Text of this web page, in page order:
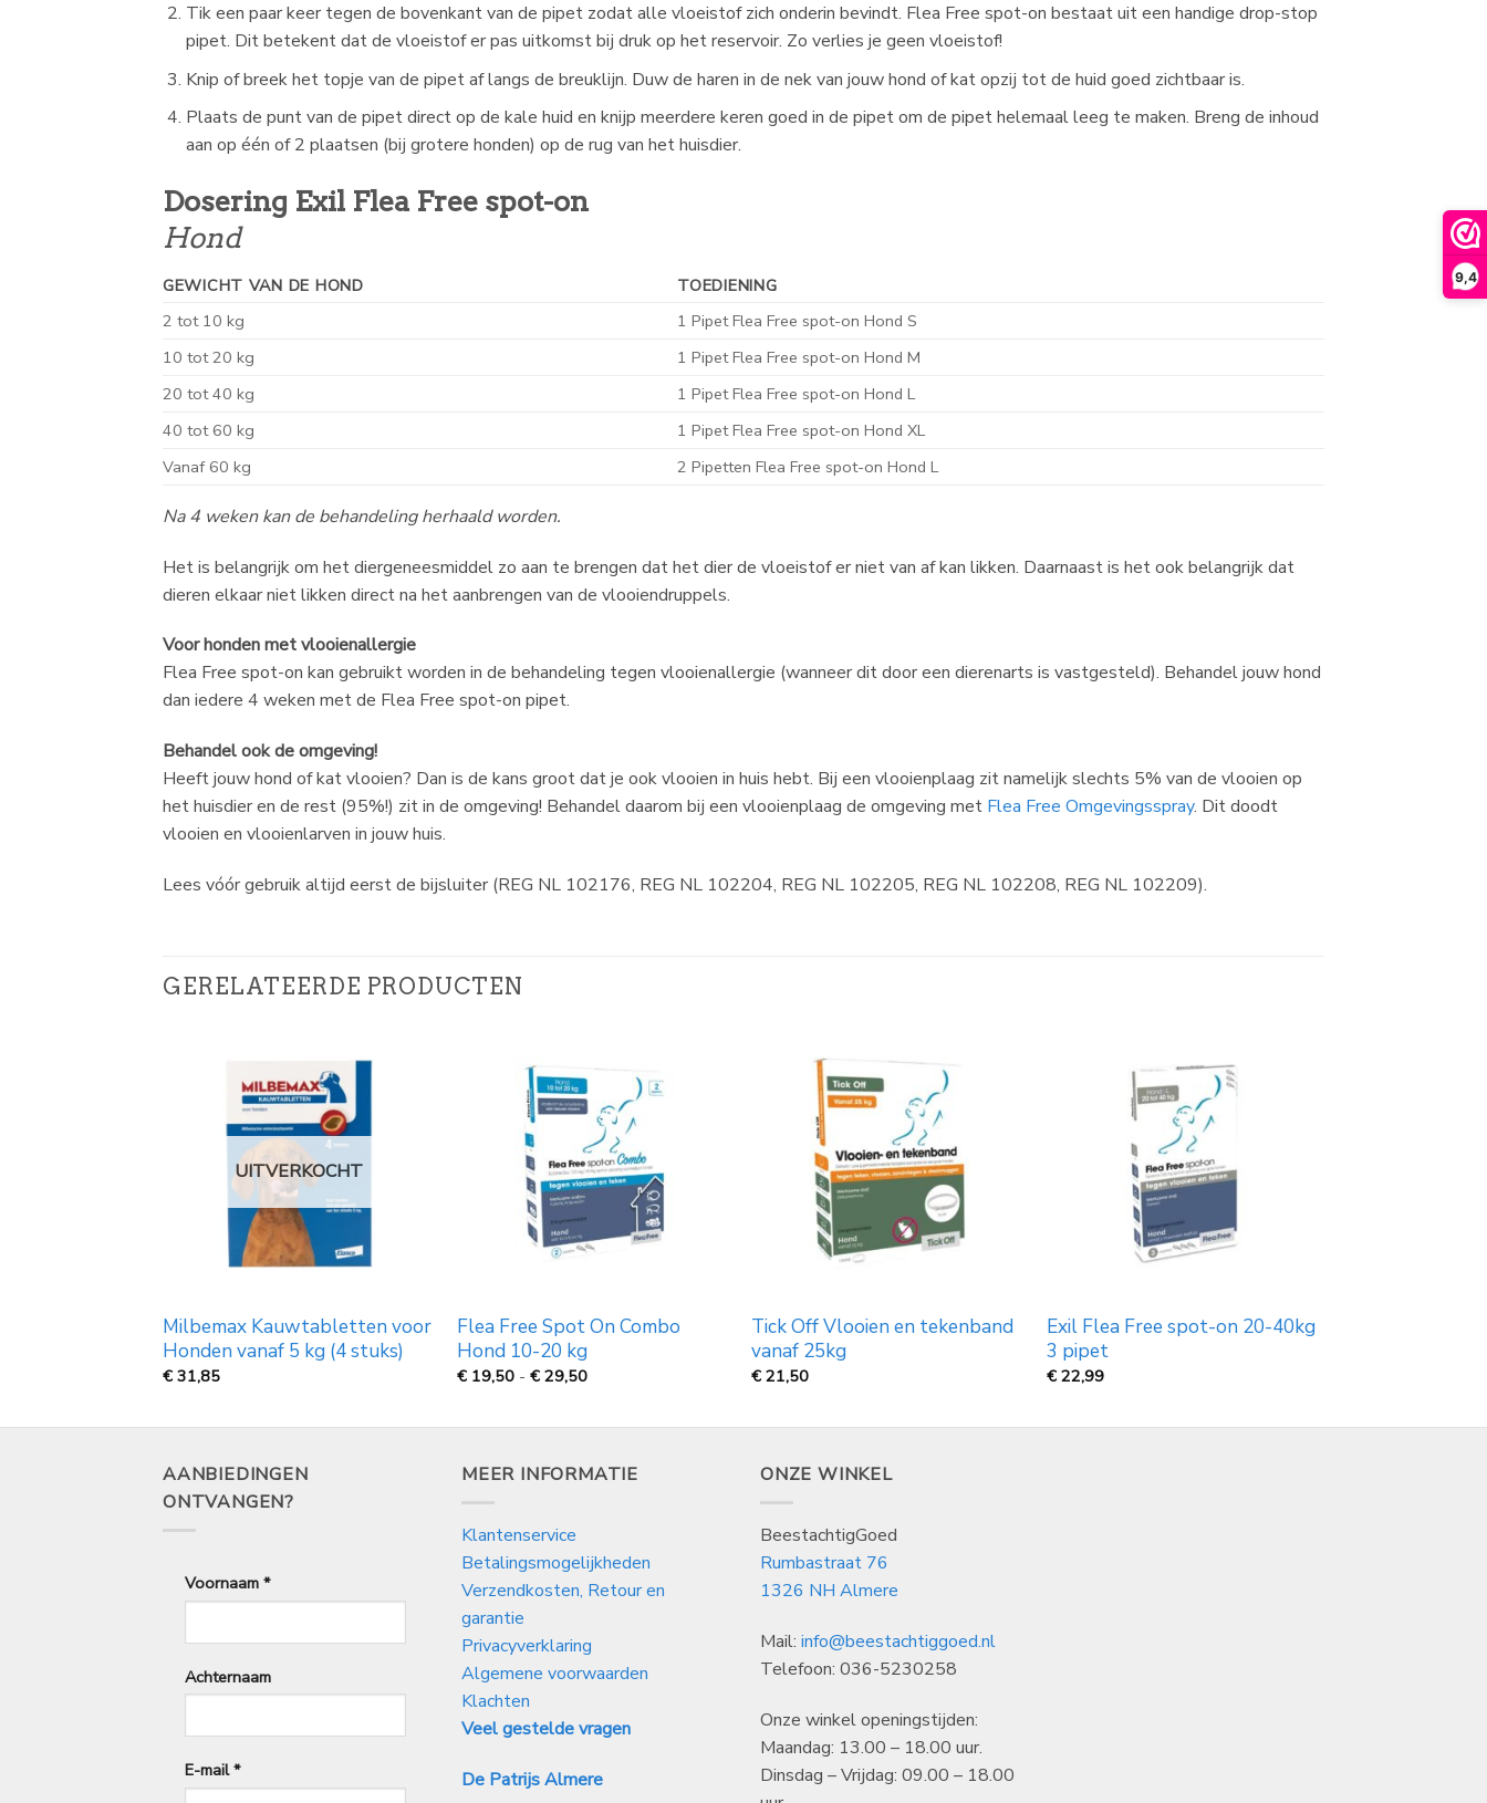
9,4
Tik een paar keer tegen de bovenkant van de pipet zodat alle vloeistof zich onderin bevindt. Flea Free spot-on bestaat uit een handige drop-stop
pipet. Dit betekent dat de vloeistof er pas uitkomst bij druk op het reservoir. Zo verlies je geen vloeistof!
Knip of breek het topje van de pipet af langs de breuklijn. Duw de haren in de nek van jouw hond of kat opzij tot de huid goed zichtbaar is.
Plaats de punt van de pipet direct op de kale huid en knijp meerdere keren goed in de pipet om de pipet helemaal leeg te maken. Breng de inhoud
aan op één of 2 plaatsen (bij grotere honden) op de rug van het huisdier.
Dosering Exil Flea Free spot-on
Hond
GEWICHT VAN DE HOND
TOEDIENING
2 tot 10 kg
1 Pipet Flea Free spot-on Hond S
10 tot 20 kg
1 Pipet Flea Free spot-on Hond M
20 tot 40 kg
1 Pipet Flea Free spot-on Hond L
40 tot 60 kg
1 Pipet Flea Free spot-on Hond XL
Vanaf 60 kg
2 Pipetten Flea Free spot-on Hond L
Na 4 weken kan de behandeling herhaald worden.
Het is belangrijk om het diergeneesmiddel zo aan te brengen dat het dier de vloeistof er niet van af kan likken. Daarnaast is het ook belangrijk dat
dieren elkaar niet likken direct na het aanbrengen van de vlooiendruppels.
Voor honden met vlooienallergie
Flea Free spot-on kan gebruikt worden in de behandeling tegen vlooienallergie (wanneer dit door een dierenarts is vastgesteld). Behandel jouw hond
dan iedere 4 weken met de Flea Free spot-on pipet.
Behandel ook de omgeving!
Heeft jouw hond of kat vlooien? Dan is de kans groot dat je ook vlooien in huis hebt. Bij een vlooienplaag zit namelijk slechts 5% van de vlooien op
het huisdier en de rest (95%!) zit in de omgeving! Behandel daarom bij een vlooienplaag de omgeving met Flea Free Omgevingsspray. Dit doodt
vlooien en vlooienlarven in jouw huis.
Lees vóór gebruik altijd eerst de bijsluiter (REG NL 102176, REG NL 102204, REG NL 102205, REG NL 102208, REG NL 102209).
GERELATEERDE PRODUCTEN
UITVERKOCHT
Milbemax Kauwtabletten voor
Honden vanaf 5 kg (4 stuks)
€ 31,85
Flea Free Spot On Combo
Hond 10-20 kg
€ 19,50 - €29,50Prijsklasse:
Tick Off Vlooien en tekenband
vanaf 25kg
€21,50
Exil Flea Free spot-on 20-40kg
3 pipet
€ 22,99
AANBIEDINGEN
ONTVANGEN?
Voornaam *
Achternaam
E-mail*
MEER INFORMATIE
Klantenservice
Betalingsmogelijkheden
Verzendkosten, Retour en
garantie
Privacyverklaring
Algemene voorwaarden
Klachten
Veel gestelde vragen
De Patrijs Almere
ONZE WINKEL
BeestachtigGoed
Rumbastraat 76
1326 NH Almere
Mail: info@beestachtiggoed.nl
Telefoon: 036-5230258
Onze winkel openingstijden:
Maandag: 13.00 – 18.00 uur.
Dinsdag – Vrijdag: 09.00 – 18.00